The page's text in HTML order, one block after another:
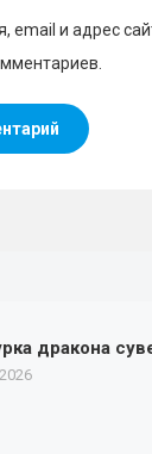
email и адрес
дракона